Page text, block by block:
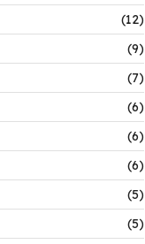
(12)
(9)
(7)
(6)
(6)
(6)
(5)
(5)